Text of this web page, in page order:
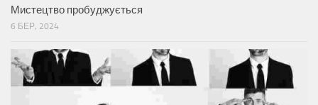
Мистецтво пробуджується
6 БЕР, 2024